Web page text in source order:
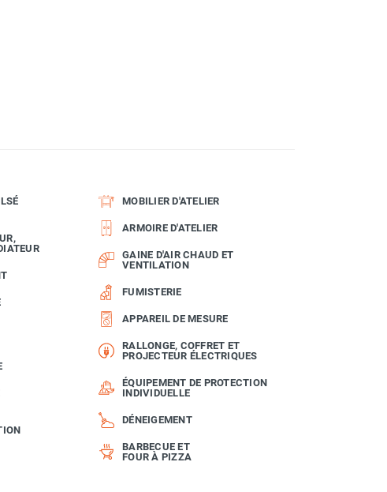
MOBILIER D'ATELIER
ARMOIRE D'ATELIER
GAINE D'AIR CHAUD ET
VENTILATION
FUMISTERIE
APPAREIL DE MESURE
RALLONGE, COFFRET ET
PROJECTEUR ÉLECTRIQUES
ÉQUIPEMENT DE PROTECTION
INDIVIDUELLE
DÉNEIGEMENT
BARBECUE ET
FOUR À PIZZA